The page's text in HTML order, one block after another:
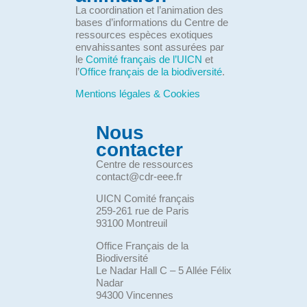
La coordination et l’animation des
bases d’informations du Centre de
ressources espèces exotiques
envahissantes sont assurées par
le Comité français de l’UICN et
l’Office français de la biodiversité.
Mentions légales & Cookies
Nous
contacter
Centre de ressources
contact@cdr-eee.fr
UICN Comité français
259-261 rue de Paris
93100 Montreuil
Office Français de la
Biodiversité
Le Nadar Hall C – 5 Allée Félix
Nadar
94300 Vincennes